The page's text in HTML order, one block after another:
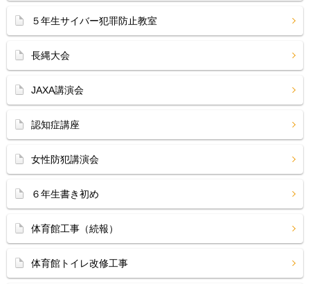
５年生サイバー犯罪防止教室
長縄大会
JAXA講演会
認知症講座
女性防犯講演会
６年生書き初め
体育館工事（続報）
体育館トイレ改修工事